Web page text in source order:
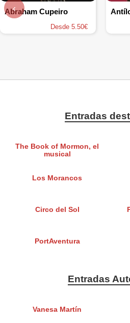
Abraham Cupeiro
Desde 5.50€
‹
Entradas
The Book of Mormon, el
musical
Los Morancos
Circo del Sol
PortAventura
Entradas
Vanesa Martín